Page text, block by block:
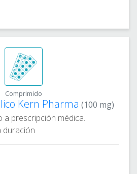
Comprimido
Kern Pharma (100 mg)
a prescripción médica.
duración